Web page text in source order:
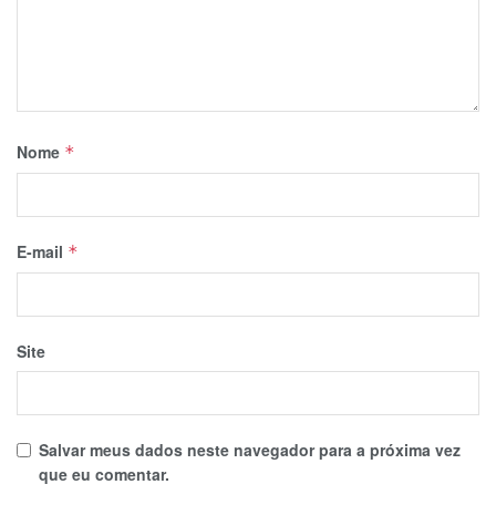
Nome *
E-mail *
Site
Salvar meus dados neste navegador para a próxima vez
que eu comentar.